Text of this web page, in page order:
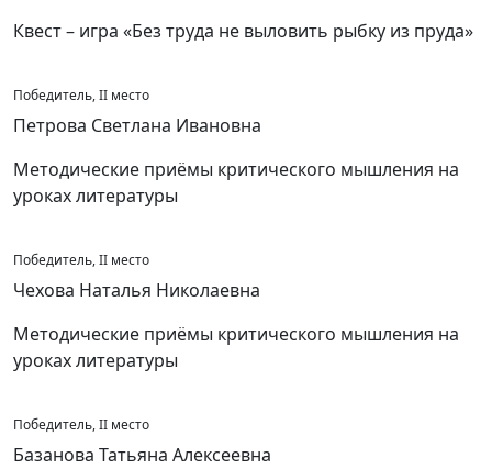
Квест – игра «Без труда не выловить рыбку из пруда»
Победитель, II место
Петрова Светлана Ивановна
Методические приёмы критического мышления на
уроках литературы
Победитель, II место
Чехова Наталья Николаевна
Методические приёмы критического мышления на
уроках литературы
Победитель, II место
Базанова Татьяна Алексеевна